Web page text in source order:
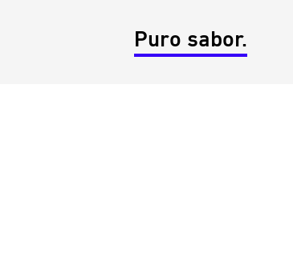
Puro sabor.